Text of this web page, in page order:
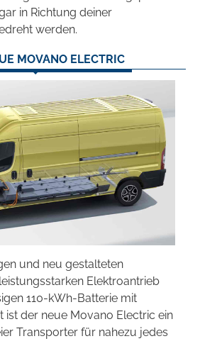
in Richtung deiner
werden.
MOVANO ELECTRIC
und neu gestalteten
Elektroantrieb
110-kWh-Batterie mit
ist der neue Movano Electric ein
Transporter für nahezu jedes